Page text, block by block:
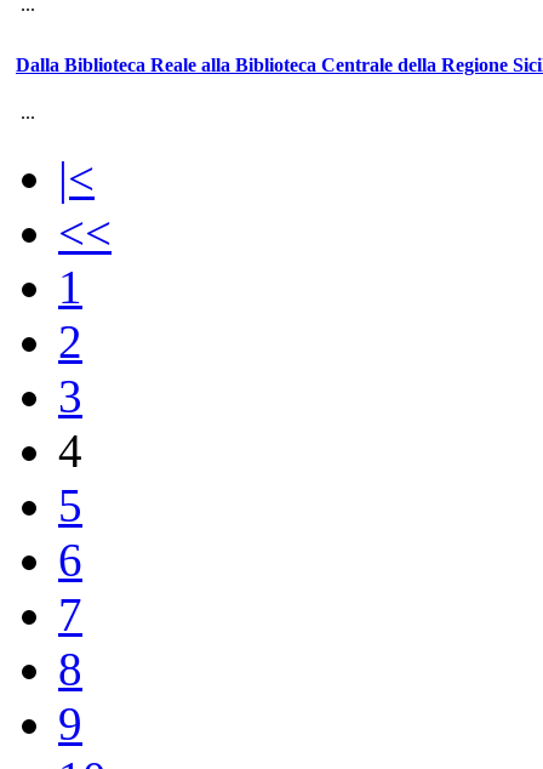
...
Dalla Biblioteca Reale alla Biblioteca Centrale della Regione
...
|<
<<
1
2
3
4
5
6
7
8
9